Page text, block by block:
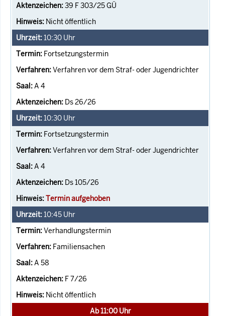
39 F 303/25 GÜ
Nicht öffentlich
10:30 Uhr
Fortsetzungstermin
Verfahren vor dem Straf- oder Jugendrichter
A 4
Ds 26/26
10:30 Uhr
Fortsetzungstermin
Verfahren vor dem Straf- oder Jugendrichter
A 4
Ds 105/26
Termin aufgehoben
10:45 Uhr
Verhandlungstermin
Familiensachen
A 58
F 7/26
Nicht öffentlich
Ab 11:00 Uhr